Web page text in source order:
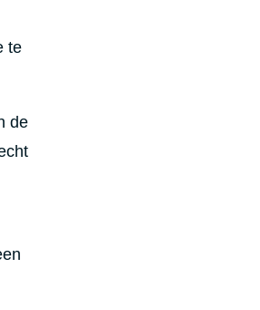
te
de